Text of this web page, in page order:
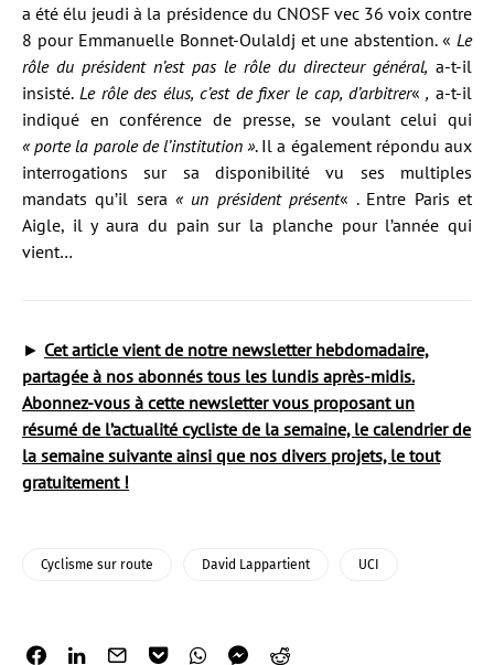
a été élu jeudi à la présidence du CNOSF vec 36 voix contre
8 pour Emmanuelle Bonnet-Oulaldj et une abstention. « Le
rôle du président n’est pas le rôle du directeur général, a-t-il
insisté. Le rôle des élus, c’est de fixer le cap, d’arbitrer«, a-t-il
indiqué en conférence de presse, se voulant celui qui
« porte la parole de l’institution ». Il a également répondu aux
interrogations sur sa disponibilité vu ses multiples
mandats qu’il sera « un président présent« . Entre Paris et
Aigle, il y aura du pain sur la planche pour l’année qui
vient…
► Cet article vient de notre newsletter hebdomadaire,
partagée à nos abonnés tous les lundis après-midis.
Abonnez-vous à cette newsletter vous proposant un
résumé de l’actualité cycliste de la semaine, le calendrier de
la semaine suivante ainsi que nos divers projets, le tout
gratuitement !
Cyclisme sur route David Lappartient UCI